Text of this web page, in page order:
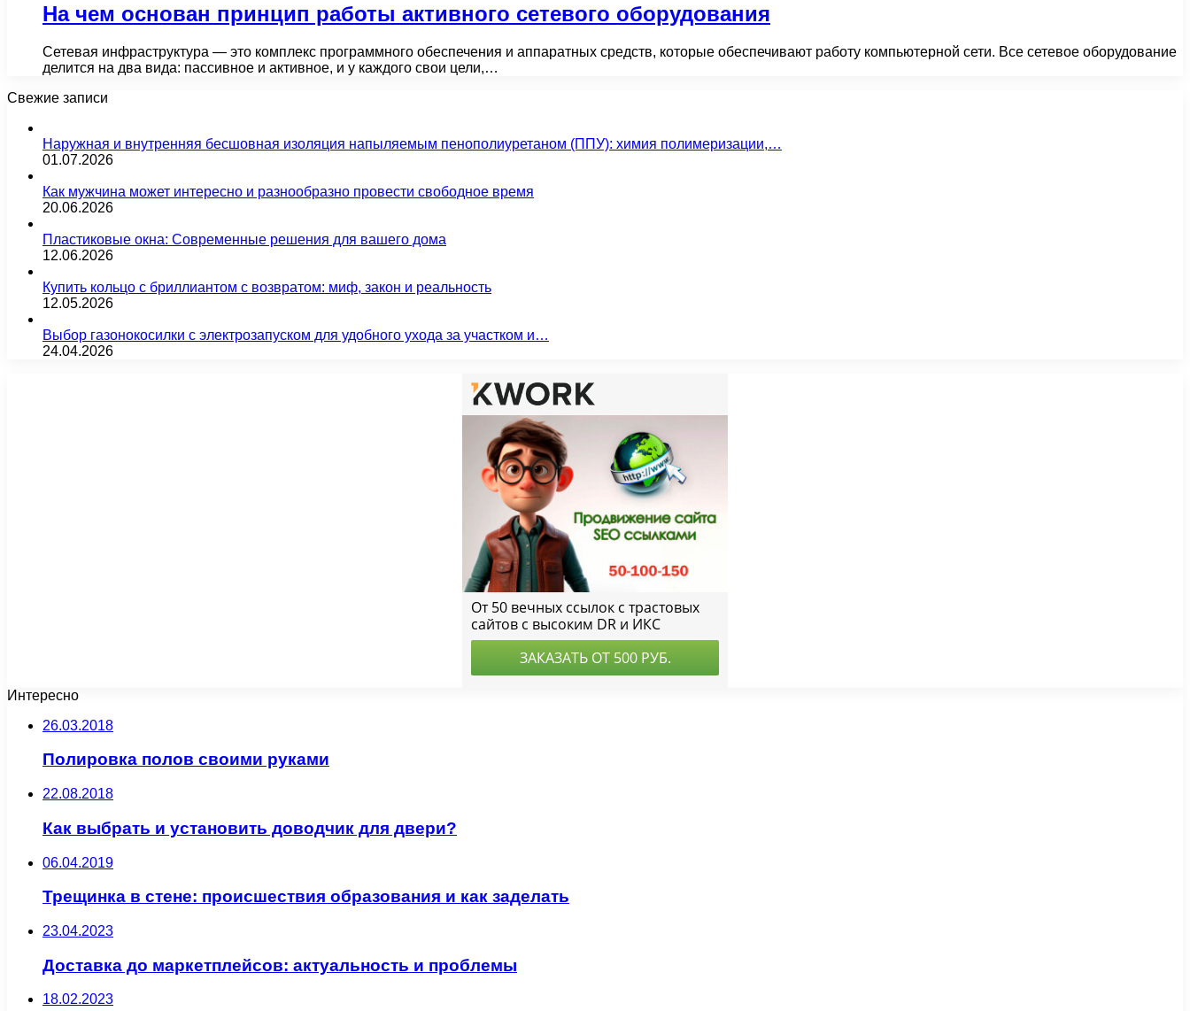
На чем основан принцип работы активного сетевого оборудования
Сетевая инфраструктура — это комплекс программного обеспечения и аппаратных средств, которые обеспечивают работу компьютерной сети. Все сетевое оборудование
делится на два вида: пассивное и активное, и у каждого свои цели,…
Свежие записи
Наружная и внутренняя бесшовная изоляция напыляемым пенополиуретаном (ППУ): химия полимеризации,…
01.07.2026
Как мужчина может интересно и разнообразно провести свободное время
20.06.2026
Пластиковые окна: Современные решения для вашего дома
12.06.2026
Купить кольцо с бриллиантом с возвратом: миф, закон и реальность
12.05.2026
Выбор газонокосилки с электрозапуском для удобного ухода за участком и…
24.04.2026
Интересно
26.03.2018
Полировка полов своими руками
22.08.2018
Как выбрать и установить доводчик для двери?
06.04.2019
Трещинка в стене: происшествия образования и как заделать
23.04.2023
Доставка до маркетплейсов: актуальность и проблемы
18.02.2023